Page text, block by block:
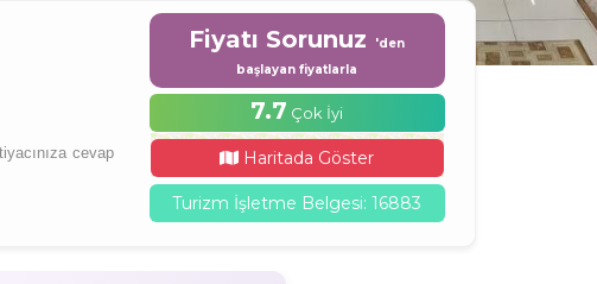
cevap
Fiyatı Sorunuz
'den
başlayan fiyatlarla
7.7 Çok İyi
Haritada Göster
Turizm İşletme Belgesi: 16883